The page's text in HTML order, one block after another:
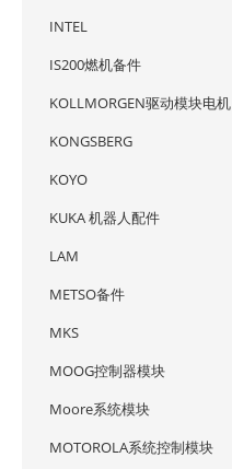
INTEL
IS200燃机备件
KOLLMORGEN驱动模块电机
KONGSBERG
KOYO
KUKA 机器人配件
LAM
METSO备件
MKS
MOOG控制器模块
Moore系统模块
MOTOROLA系统控制模块